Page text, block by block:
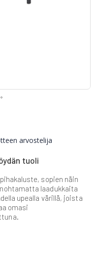
arvostelija
tuoli
sopien näin
laadukkaita
upealla värillä, joista
omasi